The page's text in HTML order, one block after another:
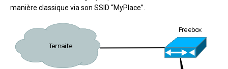
manière classique via son SSID “MyPlace”.